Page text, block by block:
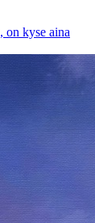
on kyse aina